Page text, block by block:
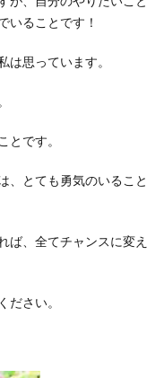
いることです！
は思っています。
とです。
、とても勇気のいること
ば、全てチャンスに変え
ださい。